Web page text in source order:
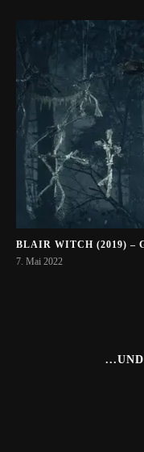
BLAIR WITCH (2019) –
7. Mai 2022